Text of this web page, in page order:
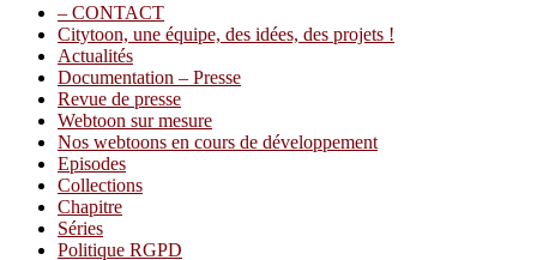
Menu
– CONTACT
Citytoon, une équipe, des idées, des projets !
Actualités
Documentation – Presse
Revue de presse
Webtoon sur mesure
Nos webtoons en cours de développement
Episodes
Collections
Chapitre
Séries
Politique RGPD